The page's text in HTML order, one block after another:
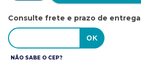
Consulte frete e prazo de entrega
NÃO SABE O CEP?